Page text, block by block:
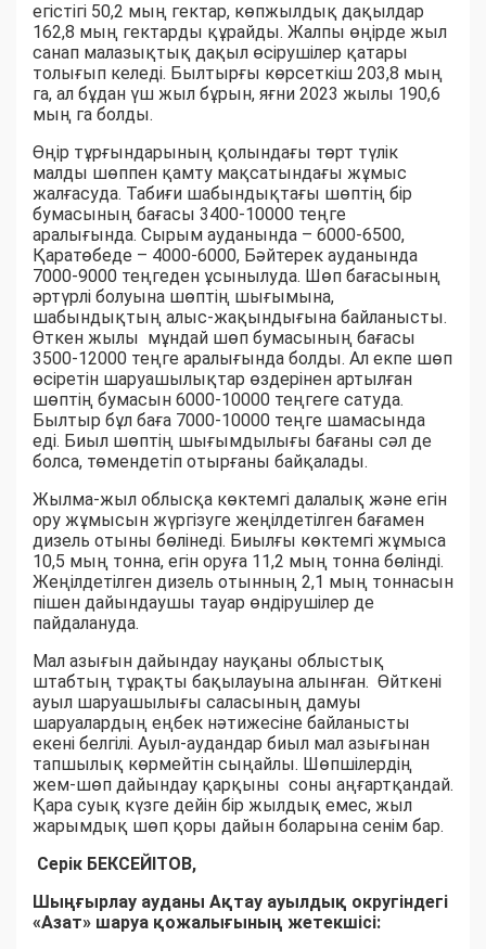
егістігі 50,2 мың гектар, көпжылдық дақылдар
162,8 мың гектарды құрайды. Жалпы өңірде жыл
санап малазықтық дақыл өсірушілер қатары
толығып келеді. Былтырғы көрсеткіш 203,8 мың
га, ал бұдан үш жыл бұрын, яғни 2023 жылы 190,6
мың га болды.
Өңір тұрғындарының қолындағы төрт түлік
малды шөппен қамту мақсатындағы жұмыс
жалғасуда. Табиғи шабындықтағы шөптің бір
бумасының бағасы 3400-10000 теңге
аралығында. Сырым ауданында – 6000-6500,
Қаратөбеде – 4000-6000, Бәйтерек ауданында
7000-9000 теңгеден ұсынылуда. Шөп бағасының
әртүрлі болуына шөптің шығымына,
шабындықтың алыс-жақындығына байланысты.
Өткен жылы мұндай шөп бумасының бағасы
3500-12000 теңге аралығында болды. Ал екпе шөп
өсіретін шаруашылықтар өздерінен артылған
шөптің бумасын 6000-10000 теңгеге сатуда.
Былтыр бұл баға 7000-10000 теңге шамасында
еді. Биыл шөптің шығымдылығы бағаны сәл де
болса, төмендетіп отырғаны байқалады.
Жылма-жыл облысқа көктемгі далалық және егін
ору жұмысын жүргізуге жеңілдетілген бағамен
дизель отыны бөлінеді. Биылғы көктемгі жұмыса
10,5 мың тонна, егін оруға 11,2 мың тонна бөлінді.
Жеңілдетілген дизель отынның 2,1 мың тоннасын
пішен дайындаушы тауар өндірушілер де
пайдалануда.
Мал азығын дайындау науқаны облыстық
штабтың тұрақты бақылауына алынған. Өйткені
ауыл шаруашылығы саласының дамуы
шаруалардың еңбек нәтижесіне байланысты
екені белгілі. Ауыл-аудандар биыл мал азығынан
тапшылық көрмейтін сыңайлы. Шөпшілердің
жем-шөп дайындау қарқыны соны аңғартқандай.
Қара суық күзге дейін бір жылдық емес, жыл
жарымдық шөп қоры дайын боларына сенім бар.
Серік БЕКСЕЙІТОВ,
Шыңғырлау ауданы Ақтау ауылдық округіндегі
«Азат» шаруа қожалығының жетекшісі: